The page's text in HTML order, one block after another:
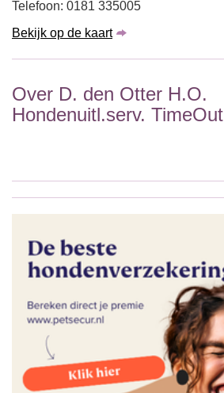
Telefoon: 0181 335005
Bekijk op de kaart
Over D. den Otter H.O.
Hondenuitl.serv. TimeOut